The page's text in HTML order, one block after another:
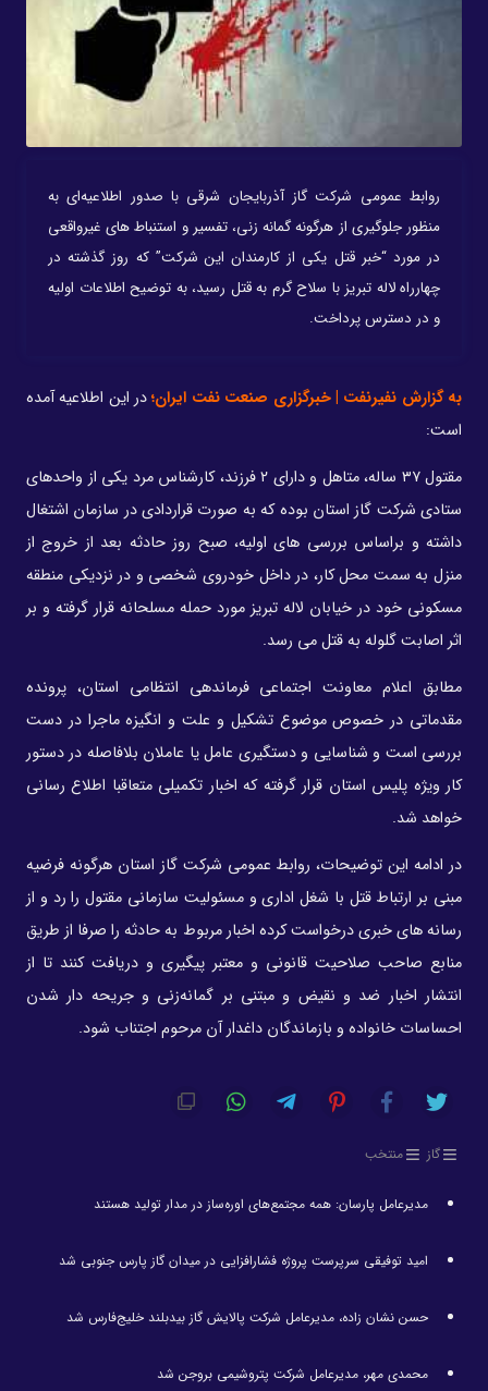
روابط عمومی شرکت گاز آذربایجان شرقی با صدور اطلاعیه‌ای به
منظور جلوگیری از هرگونه گمانه زنی، تفسیر و استنباط های غیرواقعی
در مورد “خبر قتل یکی از کارمندان این شرکت” که روز گذشته در
چهارراه لاله تبریز با سلاح گرم به قتل رسید، به توضیح اطلاعات اولیه
و در دسترس پرداخت.
به گزارش نفیرنفت | خبرگزاری صنعت نفت ایران؛در این اطلاعیه‌ آمده
است:
مقتول ۳۷ ساله، متاهل و دارای ۲ فرزند، کارشناس مرد یکی از واحدهای
ستادی شرکت گاز استان بوده که به صورت قراردادی در سازمان اشتغال
داشته و براساس بررسی های اولیه، صبح روز حادثه بعد از خروج از
منزل به سمت محل کار، در داخل خودروی شخصی و در نزدیکی منطقه
مسکونی خود در خیابان لاله تبریز مورد حمله مسلحانه قرار گرفته و بر
اثر اصابت گلوله به قتل می رسد.
مطابق اعلام معاونت اجتماعی فرماندهی انتظامی استان، پرونده
مقدماتی در خصوص موضوع تشکیل و علت و انگیزه ماجرا در دست
بررسی است و شناسایی و دستگیری عامل یا عاملان بلافاصله در دستور
کار ویژه پلیس استان قرار گرفته که اخبار تکمیلی متعاقبا اطلاع رسانی
خواهد شد.
در ادامه این توضیحات، روابط عمومی شرکت گاز استان هرگونه فرضیه
مبنی بر ارتباط قتل با شغل اداری و مسئولیت سازمانی مقتول را رد و از
رسانه های خبری درخواست کرده اخبار مربوط به حادثه را صرفا از طریق
منابع صاحب صلاحیت قانونی و معتبر پیگیری و دریافت کنند تا از
انتشار اخبار ضد و نقیض و مبتنی بر گمانه‌زنی و جریحه دار شدن
احساسات خانواده و بازماندگان داغدار آن مرحوم اجتناب شود.
گاز منتخب
مدیرعامل پارسان: همه مجتمع‌های اوره‌ساز در مدار تولید هستند
امید توفیقی سرپرست پروژه فشارافزایی در میدان گاز پارس جنوبی شد
حسن نشان زاده، مدیرعامل شرکت پالایش گاز بیدبلند خلیج‌فارس شد
محمدی مهر، مدیرعامل شرکت پتروشیمی بروجن شد